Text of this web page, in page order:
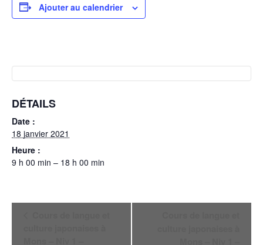
Ajouter au calendrier
DÉTAILS
Date :
18 janvier 2021
Heure :
9 h 00 min – 18 h 00 min